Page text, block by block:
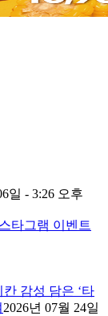
일 - 3:26 오후
타그램 이벤트
감성 담은 ‘타
2026년 07월 24일